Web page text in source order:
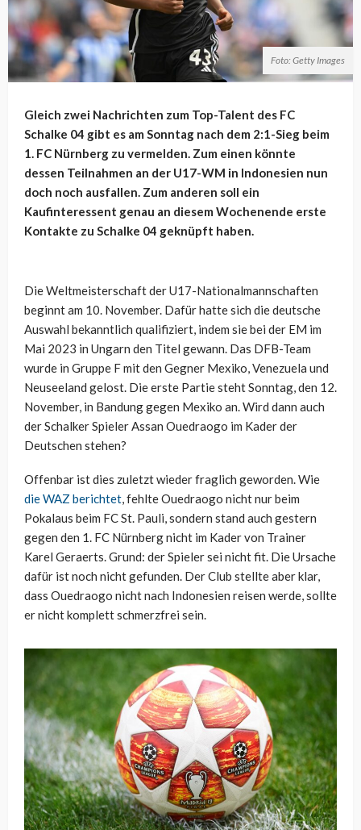
Foto: Getty Images
Gleich zwei Nachrichten zum Top-Talent des FC
Schalke 04 gibt es am Sonntag nach dem 2:1-Sieg beim
1. FC Nürnberg zu vermelden. Zum einen könnte
dessen Teilnahmen an der U17-WM in Indonesien nun
doch noch ausfallen. Zum anderen soll ein
Kaufinteressent genau an diesem Wochenende erste
Kontakte zu Schalke 04 geknüpft haben.
Die Weltmeisterschaft der U17-Nationalmannschaften
beginnt am 10. November. Dafür hatte sich die deutsche
Auswahl bekanntlich qualifiziert, indem sie bei der EM im
Mai 2023 in Ungarn den Titel gewann. Das DFB-Team
wurde in Gruppe F mit den Gegner Mexiko, Venezuela und
Neuseeland gelost. Die erste Partie steht Sonntag, den 12.
November, in Bandung gegen Mexiko an. Wird dann auch
der Schalker Spieler Assan Ouedraogo im Kader der
Deutschen stehen?
Offenbar ist dies zuletzt wieder fraglich geworden. Wie
die WAZ berichtet, fehlte Ouedraogo nicht nur beim
Pokalaus beim FC St. Pauli, sondern stand auch gestern
gegen den 1. FC Nürnberg nicht im Kader von Trainer
Karel Geraerts. Grund: der Spieler sei nicht fit. Die Ursache
dafür ist noch nicht gefunden. Der Club stellte aber klar,
dass Ouedraogo nicht nach Indonesien reisen werde, sollte
er nicht komplett schmerzfrei sein.